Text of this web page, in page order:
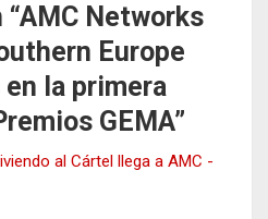
AMC Networks
Europe
la primera
GEMA”
al Cártel llega a AMC -